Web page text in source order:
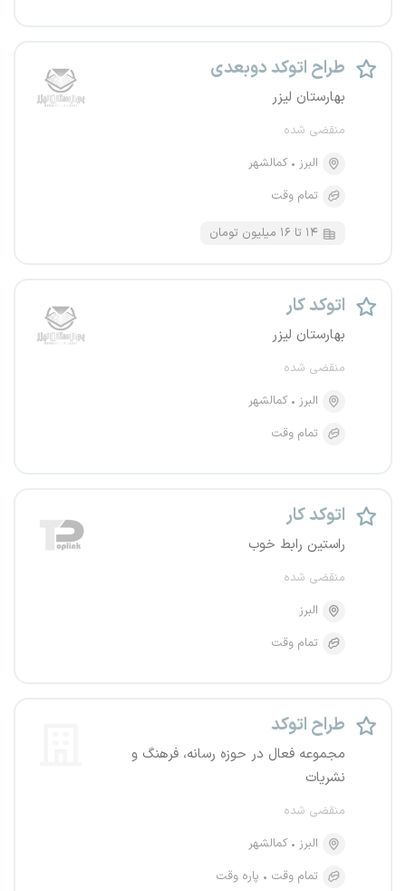
طراح اتوکد دوبعدی
بهارستان لیزر
منقضی شده
البرز
کمالشهر
تمام وقت
۱۴ تا ۱۶ میلیون تومان
اتوکد کار
بهارستان لیزر
منقضی شده
البرز
کمالشهر
تمام وقت
اتوکد کار
راستین رابط خوب
منقضی شده
البرز
تمام وقت
طراح اتوکد
مجموعه فعال در حوزه رسانه، فرهنگ و
نشریات
منقضی شده
البرز
کمالشهر
تمام وقت
پاره وقت